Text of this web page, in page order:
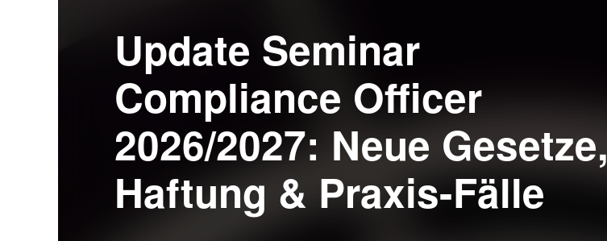
Update Seminar
Compliance Officer
2026/2027: Neue Gesetze,
Haftung & Praxis-Fälle